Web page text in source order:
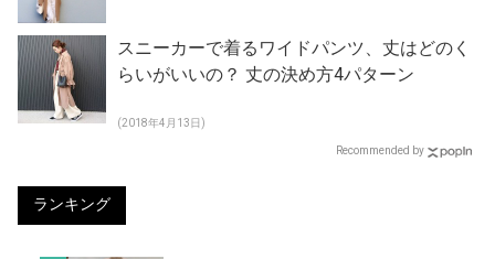
スニーカーで着るワイドパンツ、丈はどのく
らいがいいの？ 丈の決め方4パターン
(2018年4月13日)
Recommended by
ランキング